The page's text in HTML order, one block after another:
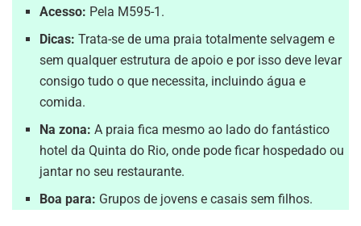
Acesso: Pela M595-1.
Dicas: Trata-se de uma praia totalmente selvagem e
sem qualquer estrutura de apoio e por isso deve levar
consigo tudo o que necessita, incluindo água e
comida.
Na zona: A praia fica mesmo ao lado do fantástico
hotel da Quinta do Rio, onde pode ficar hospedado ou
jantar no seu restaurante.
Boa para: Grupos de jovens e casais sem filhos.